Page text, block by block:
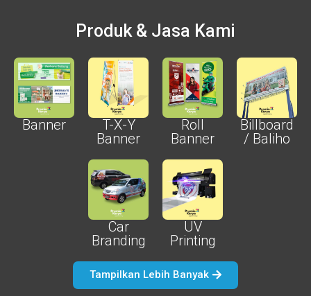
Produk & Jasa Kami
Banner
T-X-Y
Banner
Roll
Banner
Billboard
/ Baliho
Car
Branding
UV
Printing
Tampilkan Lebih Banyak